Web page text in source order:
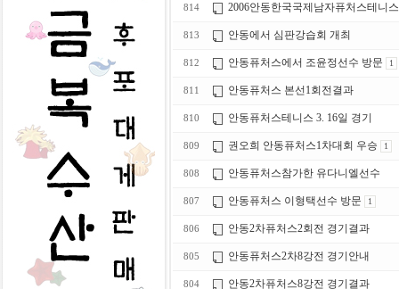
814 2006안동한국국제남자퓨처스테니스
813 안동에서 심판강습회 개최
812 안동퓨처스에서 조윤정선수 방문 1
811 안동퓨처스 본선1회전결과
810 안동퓨처스테니스 3. 16일 경기
809 권오희 안동퓨처스1차대회 우승 1
808 안동퓨처스참가한 유다니엘선수
807 안동퓨처스 이형택선수 방문 1
806 안동2차퓨처스2회전 경기결과
805 안동퓨처스2차8강전 경기안내
804 안동2차퓨처스8강전 경기결과